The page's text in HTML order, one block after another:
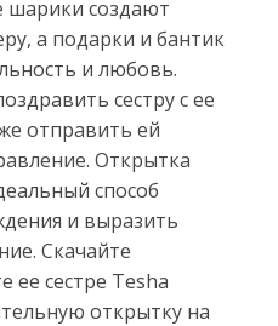
шарики создают
а подарки и бантик
и любовь.
сестру с ее
отправить ей
Открытка
способ
и выразить
Скачайте
ее сестре Tesha
открытку на